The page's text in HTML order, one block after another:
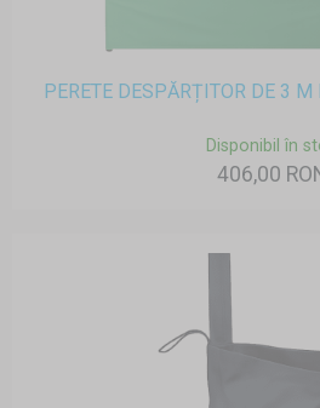
PERETE DESPĂRȚITOR DE 3 M
Disponibil în
406,00